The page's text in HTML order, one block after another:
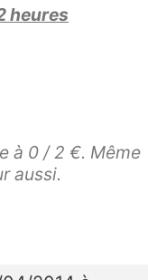
heures
à 0 / 2 €. Même
aussi.